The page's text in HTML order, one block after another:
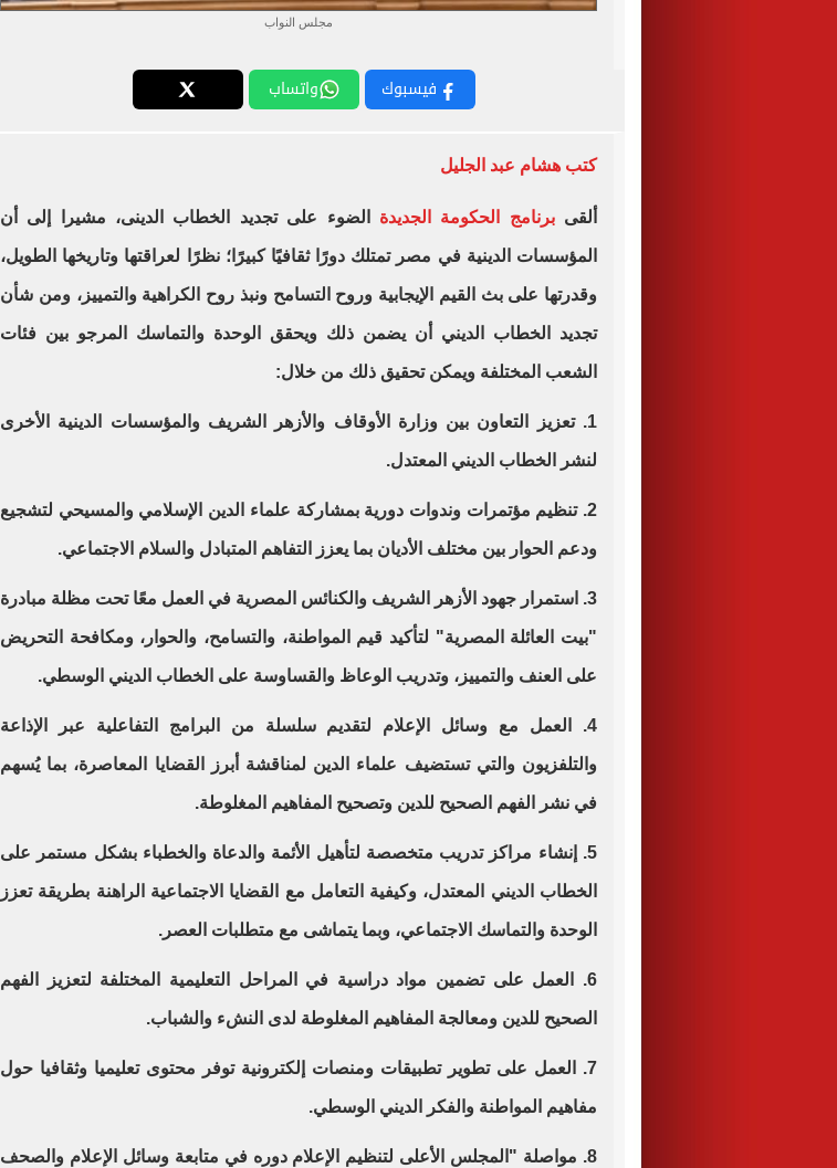
مجلس النواب
فيسبوك واتساب
كتب هشام عبد الجليل
ألقىبرنامج الحكومة الجديدة الضوء على تجديد الخطاب الدينى، مشيرا إلى أن
المؤسسات الدينية في مصر تمتلك دورًا ثقافيًا كبيرًا؛ نظرًا لعراقتها وتاريخها الطويل،
وقدرتها على بث القيم الإيجابية وروح التسامح ونبذ روح الكراهية والتمييز، ومن شأن
تجديد الخطاب الديني أن يضمن ذلك ويحقق الوحدة والتماسك المرجو بين فئات
الشعب المختلفة ويمكن تحقيق ذلك من خلال:
1. تعزيز التعاون بين وزارة الأوقاف والأزهر الشريف والمؤسسات الدينية الأخرى
لنشر الخطاب الديني المعتدل.
2. تنظيم مؤتمرات وندوات دورية بمشاركة علماء الدين الإسلامي والمسيحي لتشجيع
ودعم الحوار بين مختلف الأديان بما يعزز التفاهم المتبادل والسلام الاجتماعي.
3. استمرار جهود الأزهر الشريف والكنائس المصرية في العمل معًا تحت مظلة مبادرة
"بيت العائلة المصرية" لتأكيد قيم المواطنة، والتسامح، والحوار، ومكافحة التحريض
على العنف والتمييز، وتدريب الوعاظ والقساوسة على الخطاب الديني الوسطي.
4. العمل مع وسائل الإعلام لتقديم سلسلة من البرامج التفاعلية عبر الإذاعة
والتلفزيون والتي تستضيف علماء الدين لمناقشة أبرز القضايا المعاصرة، بما يُسهم
في نشر الفهم الصحيح للدين وتصحيح المفاهيم المغلوطة.
5. إنشاء مراكز تدريب متخصصة لتأهيل الأئمة والدعاة والخطباء بشكل مستمر على
الخطاب الديني المعتدل، وكيفية التعامل مع القضايا الاجتماعية الراهنة بطريقة تعزز
الوحدة والتماسك الاجتماعي، وبما يتماشى مع متطلبات العصر.
6. العمل على تضمين مواد دراسية في المراحل التعليمية المختلفة لتعزيز الفهم
الصحيح للدين ومعالجة المفاهيم المغلوطة لدى النشء والشباب.
7. العمل على تطوير تطبيقات ومنصات إلكترونية توفر محتوى تعليميا وثقافيا حول
مفاهيم المواطنة والفكر الديني الوسطي.
8. مواصلة "المجلس الأعلى لتنظيم الإعلام دوره في متابعة وسائل الإعلام والصحف